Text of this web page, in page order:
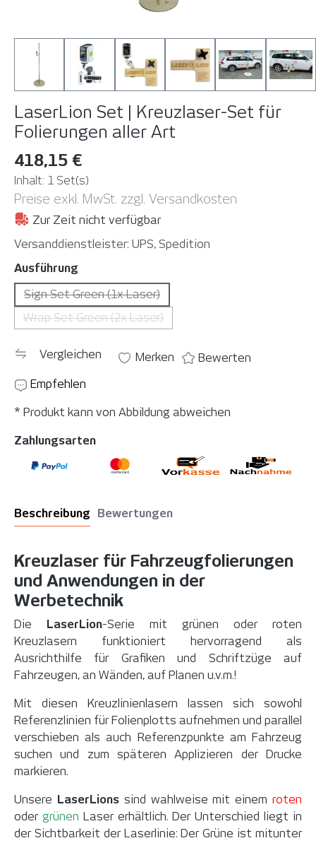
LaserLion Set | Kreuzlaser-Set für
Folierungen aller Art
418,15 €
Inhalt: 1 Set(s)
Preise exkl. MwSt. zzgl. Versandkosten
Zur Zeit nicht verfügbar
Versanddienstleister: UPS, Spedition
Ausführung
Sign Set Green (1x Laser)
Wrap Set Green (2x Laser)
Vergleichen Merken
Bewerten
Empfehlen
* Produkt kann von Abbildung abweichen
Zahlungsarten
Beschreibung Bewertungen
Kreuzlaser für Fahrzeugfolierungen
und Anwendungen in der
Werbetechnik
Die LaserLion-Serie mit grünen oder roten
Kreuzlasern funktioniert hervorragend als
Ausrichthilfe für Grafiken und Schriftzüge auf
Fahrzeugen, an Wänden, auf Planen u.v.m.!
Mit diesen Kreuzlinienlasern lassen sich sowohl
Referenzlinien für Folienplotts aufnehmen und parallel
verschieben als auch Referenzpunkte am Fahrzeug
suchen und zum späteren Applizieren der Drucke
markieren.
Unsere LaserLions sind wahlweise mit einemroten
oder grünen Laser erhältlich. Der Unterschied liegt in
der Sichtbarkeit der Laserlinie: Der Grüne ist mitunter